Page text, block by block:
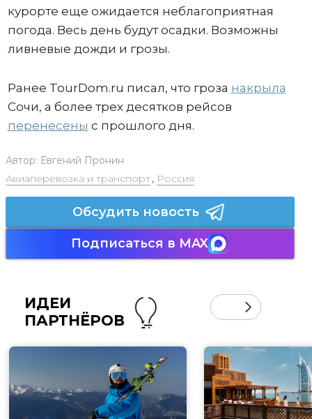
курорте еще ожидается неблагоприятная
погода. Весь день будут осадки. Возможны
ливневые дожди и грозы.
Ранее TourDom.ru писал, что гроза накрыла
Сочи, а более трех десятков рейсов
перенесены с прошлого дня.
Автор: Евгений Пронин
Авиаперевозка и транспорт, Россия
Обсудить новость
Подписаться в MAX
ИДЕИ
ПАРТНЁРОВ